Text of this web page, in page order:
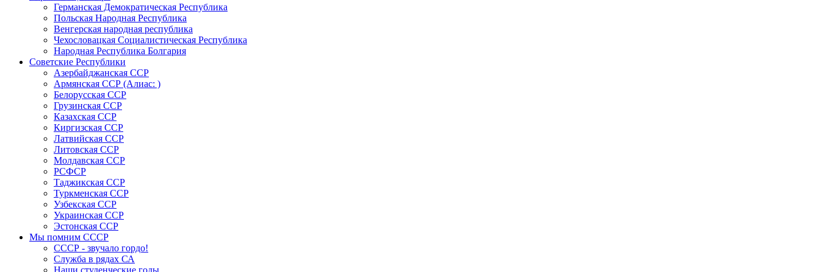
Германская Демократическая Республика
Польская Народная Республика
Венгерская народная республика
Чехословацкая Социалистическая Республика
Народная Республика Болгария
Советские Республики
Азербайджанская ССР
Армянская ССР (Алиас: )
Белорусская ССР
Грузинская ССР
Казахская ССР
Киргизская ССР
Латвийская ССР
Литовская ССР
Молдавская ССР
РСФСР
Таджикская ССР
Туркменская ССР
Узбекская ССР
Украинская ССР
Эстонская ССР
Мы помним СССР
СССР - звучало гордо!
Служба в рядах СА
Наши студенческие годы